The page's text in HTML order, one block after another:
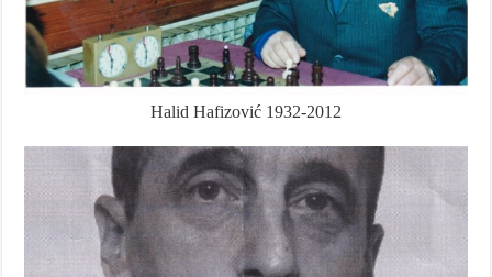
Halid Hafizović 1932-2012